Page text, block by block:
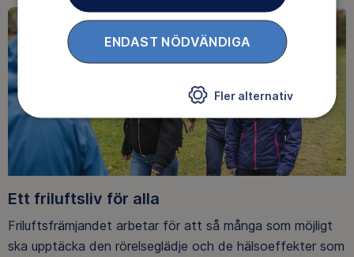
Ett friluftsliv för alla
Friluftsfrämjandet arbetar för att så många som möjligt
ska upptäcka den rörelseglädje och de hälsoeffekter som
ENDAST NÖDVÄNDIGA
Fler alternativ